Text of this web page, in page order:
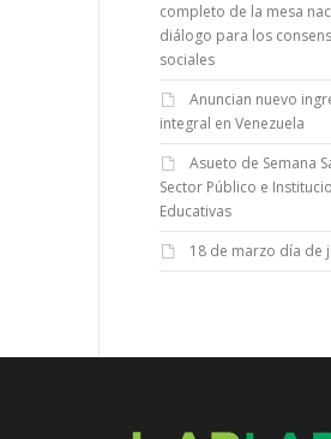
completo de la mesa
diálogo para los
sociales
Anuncian nuevo
integral en Venezuela
Asueto de Semana
Sector Público e
Educativas
18 de marzo día de